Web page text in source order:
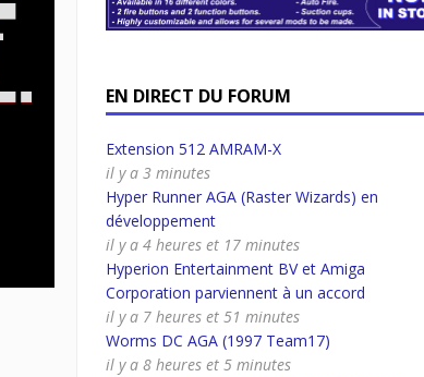
EN DIRECT DU FORUM
Extension 512 AMRAM-X
il y a 3 minutes
Hyper Runner AGA (Raster Wizards) en
développement
il y a 4 heures et 17 minutes
Hyperion Entertainment BV et Amiga
Corporation parviennent à un accord
il y a 7 heures et 51 minutes
Worms DC AGA (1997 Team17)
il y a 8 heures et 5 minutes